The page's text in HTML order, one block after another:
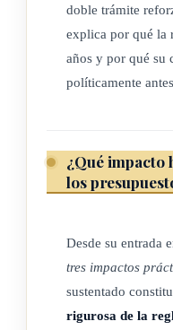
doble trámite
explica por qué la
años y por qué su
políticamente
¿Qué impacto
los
Desde su entrada
tres impactos
sustentado
rigurosa de la